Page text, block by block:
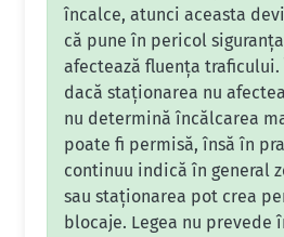
încalce, atunci aceasta
că pune în pericol
afectează fluența
dacă staționarea nu
nu determină încălcarea
poate fi permisă, însă în
continuu indică în general
sau staționarea pot crea
blocaje. Legea nu prevede